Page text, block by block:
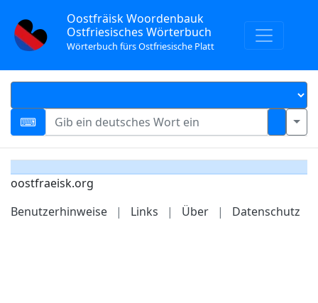
Oostfräisk Woordenbauk
Ostfriesisches Wörterbuch
Wörterbuch fürs Ostfriesische Platt
oostfraeisk.org
Benutzerhinweise
| Links | Über | Datenschutz